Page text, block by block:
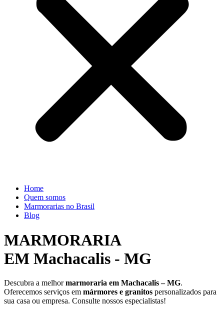
Home
Quem somos
Marmorarias no Brasil
Blog
MARMORARIA
EM Machacalis - MG
Descubra a melhormarmoraria em Machacalis – MG.
Oferecemos serviços em mármores e granitos personalizados para
sua casa ou empresa. Consulte nossos especialistas!